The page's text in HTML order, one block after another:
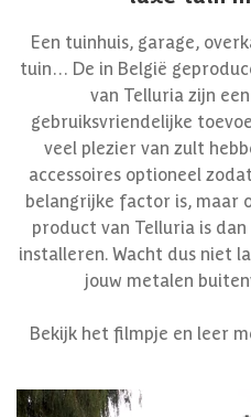
Een tuinhuis, garage,
tuin… De in België
van Telluria zijn
gebruiksvriendelijke
veel plezier van zult
accessoires optioneel
belangrijke factor is, maar
product van Telluria is
installeren. Wacht dus niet
jouw metalen
Bekijk het filmpje en leer